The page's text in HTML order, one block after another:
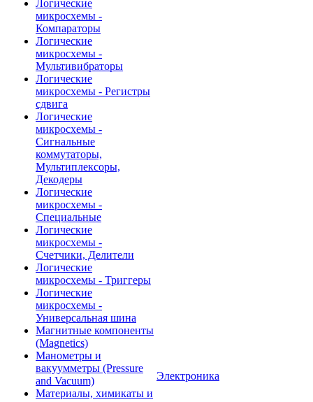
Логические
микросхемы -
Компараторы
Логические
микросхемы -
Мультивибраторы
Логические
микросхемы - Регистры
сдвига
Логические
микросхемы -
Сигнальные
коммутаторы,
Мультиплексоры,
Декодеры
Логические
микросхемы -
Специальные
Логические
микросхемы -
Счетчики, Делители
Логические
микросхемы - Триггеры
Логические
микросхемы -
Универсальная шина
Магнитные компоненты
(Magnetics)
Манометры и
вакуумметры (Pressure
and Vacuum)
Материалы, химикаты и
Электроника